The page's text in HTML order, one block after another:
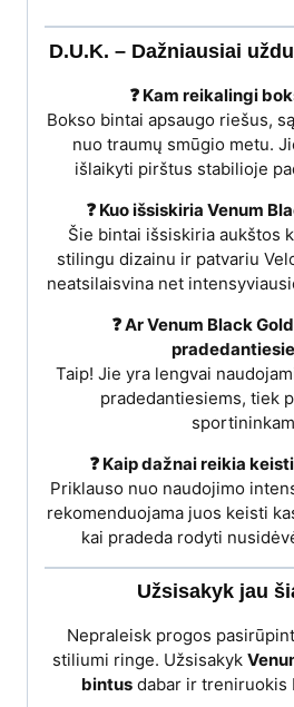
D.U.K. – Dažniausiai
❓ Kam reikalingi
Bokso bintai apsaugo riešus,
nuo traumų smūgio metu.
išlaikyti pirštus stabilioje
❓ Kuo išsiskiria Venum
Šie bintai išsiskiria aukštos
stilingu dizainu ir patvariu
neatsilaisvina net
❓ Ar Venum Black
Taip! Jie yra lengvai
pradedantiesiems, tiek
❓ Kaip dažnai reikia
Priklauso nuo naudojimo
rekomenduojama juos keisti
kai pradeda rodyti
Užsisakyk jau
Nepraleisk progos
stiliumi ringe. Užsisakyk
bintusdabar ir treniruokis